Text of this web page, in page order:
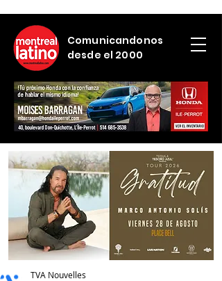
Comunicandonos
desde el 2000
TVA Nouvelles